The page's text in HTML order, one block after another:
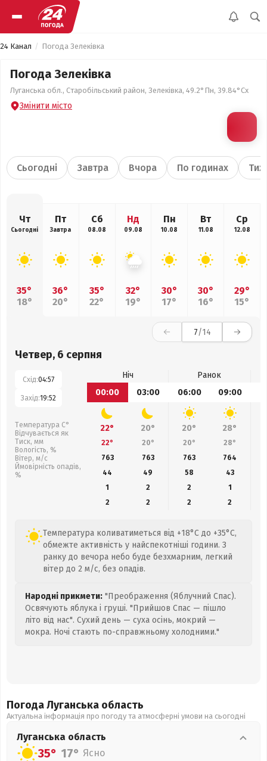
24 Канал Погода Зелеківка
Погода Зелеківка
Луганська обл., Старобільський район, Зелеківка, 49.2°Пн, 39.84°Сх
Змінити місто
Сьогодні Завтра Вчора По годинах
Чт
Сьогодні
35°
18°
Пт
Завтра
36°
20°
Сб
08.08
35°
22°
Нд
09.08
32°
19°
Пн
10.08
30°
17°
Вт
11.08
30°
16°
Ср
12.08
29°
15°
7/14
Четвер, 6 серпня
Схід:04:57
Захід:19:52
Температура С°
Відчувається як
Тиск, мм
Вологість, %
Вітер, м/с
Ймовірність опадів,
%
Ніч
Ранок
00:00
03:00 06:00 09:00
22° 20° 20° 28°
22° 20° 20° 28°
763
763 763 764
44
49 58
43
1
2 2
1
2
2 2 2
Температура коливатиметься від +18°C до +35°C,
обмежте активність у найспекотніші години. З
ранку до вечора небо буде безхмарним, легкий
вітер до 2 м/с, без опадів.
Народні прикмети: "Преображення (Яблучний Спас).
Освячують яблука і груші. "Прийшов Спас — пішло
літо від нас". Сухий день — суха осінь, мокрий —
мокра. Ночі стають по-справжньому холодними."
Погода Луганська область
Актуальна інформація про погоду та атмосферні умови на сьогодні
Луганська область
35° 17° Ясно